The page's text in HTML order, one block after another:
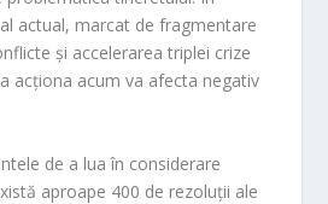
actual, marcat de fragmentare
și accelerarea triplei crize
acționa acum va afecta negativ
de a lua în considerare
aproape 400 de rezoluții ale